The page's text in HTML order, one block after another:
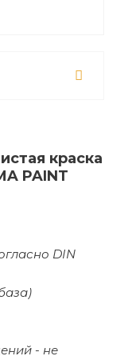
краска
PAINT
DIN
- не